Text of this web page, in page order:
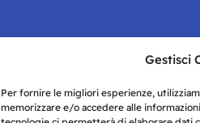
Gestisci
Per fornire le migliori esperienze,
memorizzare e/o accedere alle